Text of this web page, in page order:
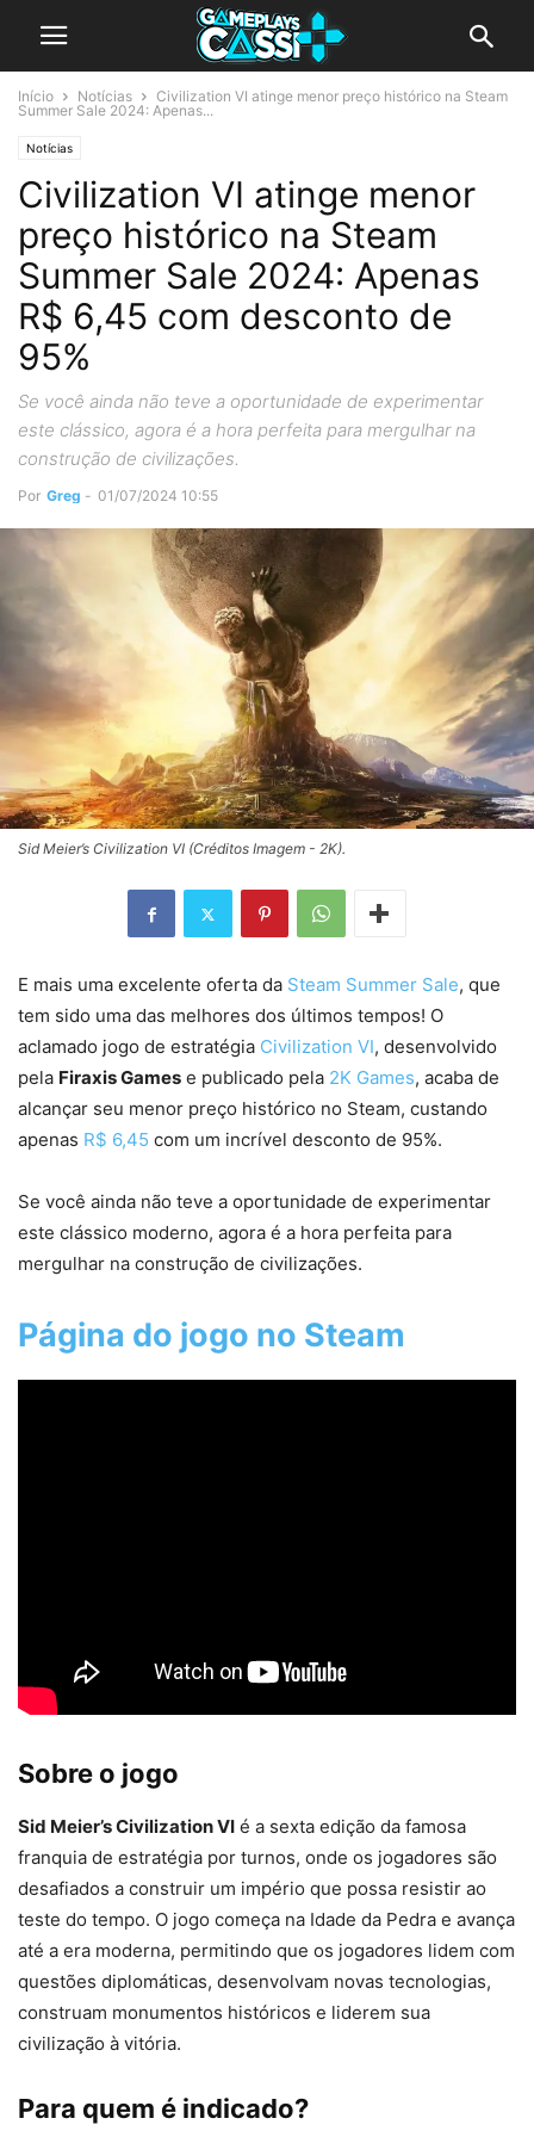
Início Notícias
Civilization VI atinge menor preço histórico na Steam
Summer Sale 2024: Apenas...
Notícias
Civilization VI atinge menor
preço histórico na Steam
Summer Sale 2024: Apenas
R$ 6,45 com desconto de
95%
Se você ainda não teve a oportunidade de experimentar
este clássico, agora é a hora perfeita para mergulhar na
construção de civilizações.
Por Greg - 01/07/2024 10:55
Sid Meier’s Civilization VI (Créditos Imagem - 2K).
E mais uma excelente oferta da Steam Summer Sale, que
tem sido uma das melhores dos últimos tempos! O
aclamado jogo de estratégia Civilization VI, desenvolvido
pela Firaxis Games e publicado pela 2K Games, acaba de
alcançar seu menor preço histórico no Steam, custando
apenas R$ 6,45 com um incrível desconto de 95%.
Se você ainda não teve a oportunidade de experimentar
este clássico moderno, agora é a hora perfeita para
mergulhar na construção de civilizações.
Página do jogo no Steam
Sobre o jogo
Sid Meier’s Civilization VI é a sexta edição da famosa
franquia de estratégia por turnos, onde os jogadores são
desafiados a construir um império que possa resistir ao
teste do tempo. O jogo começa na Idade da Pedra e avança
até a era moderna, permitindo que os jogadores lidem com
questões diplomáticas, desenvolvam novas tecnologias,
construam monumentos históricos e liderem sua
civilização à vitória.
Para quem é indicado?